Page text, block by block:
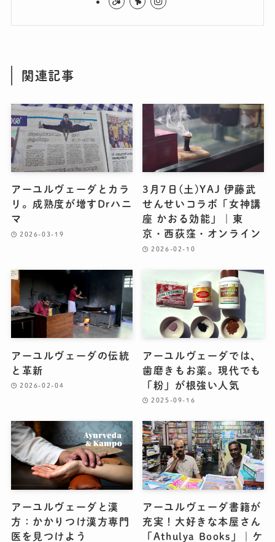
関連記事
アーユルヴェーダとカラ
リ。成熟度が増すDrハニ
マ
2026-03-19
3月7日(土)YAJ 伊藤武
せんせいコラボ「女神講
座 かおる効能」｜東
京・西荻窪・オンライン
2026-02-10
アーユルヴェーダの伝統
と革新
2026-02-04
アーユルヴェーダでは、
歯磨きもお薬。現代でも
「粉」が根強い人気
2025-09-16
アーユルヴェーダと漢
方：かかりつけ漢方専門
医を見つけよう
アーユルヴェーダ書籍が
充実！大好きな本屋さん
「Athulya Books」｜ケ